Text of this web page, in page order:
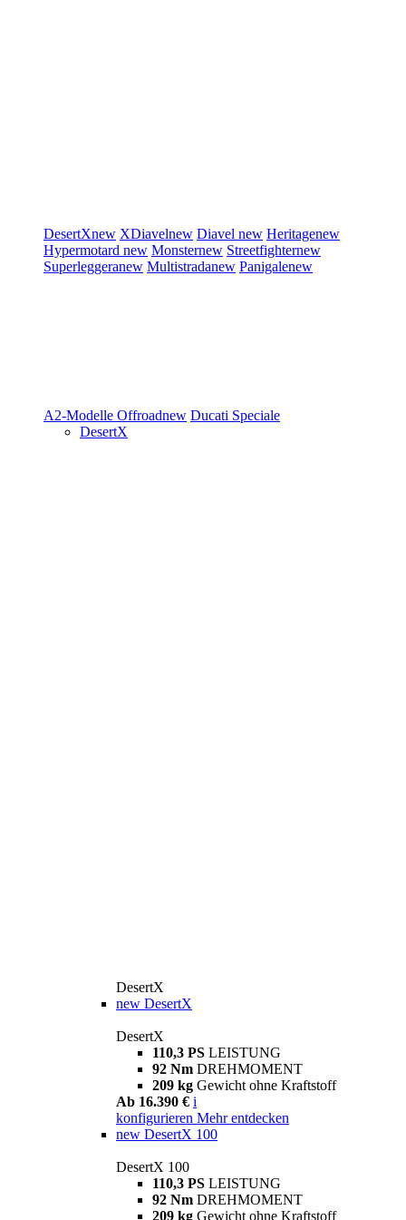
DesertXnew XDiavelnew Diavel new Heritagenew
Hypermotard new Monsternew Streetfighternew
Superleggeranew Multistradanew Panigalenew
A2-Modelle Offroadnew Ducati Speciale
DesertX
DesertX
new DesertX
DesertX
110,3 PS LEISTUNG
92 Nm DREHMOMENT
209 kg Gewicht ohne Kraftstoff
Ab 16.390 € i
konfigurieren Mehr entdecken
new DesertX 100
DesertX 100
110,3 PS LEISTUNG
92 Nm DREHMOMENT
209 kg Gewicht ohne Kraftstoff